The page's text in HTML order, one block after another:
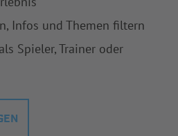
Infos und Themen filtern
Spieler, Trainer oder